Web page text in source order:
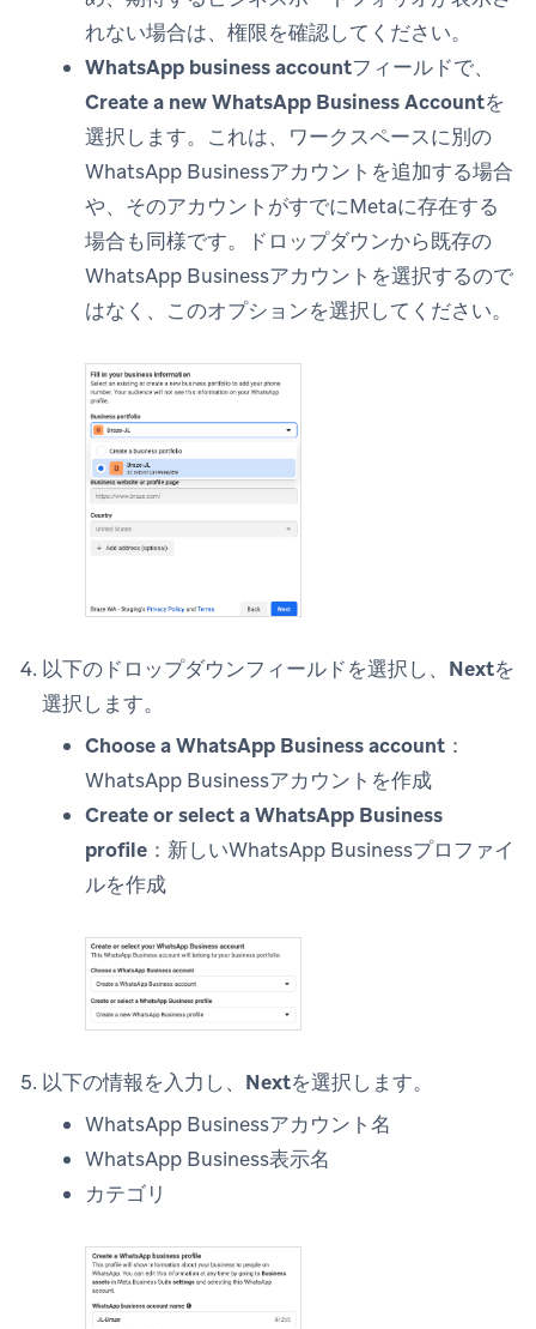
れない場合は、権限を確認してください。
WhatsApp business accountフィールドで、
Create a new WhatsApp Business Accountを
選択します。これは、ワークスペースに別の
WhatsApp Businessアカウントを追加する場合
や、そのアカウントがすでにMetaに存在する
場合も同様です。ドロップダウンから既存の
WhatsApp Businessアカウントを選択するので
はなく、このオプションを選択してください。
以下のドロップダウンフィールドを選択し、 Nextを
選択します。
Choose a WhatsApp Business account ：
WhatsApp Businessアカウントを作成
Create or select a WhatsApp Business
profile ：新しいWhatsApp Businessプロファイ
ルを作成
以下の情報を入力し、 Nextを選択します。
WhatsApp Businessアカウント名
WhatsApp Business表示名
カテゴリ